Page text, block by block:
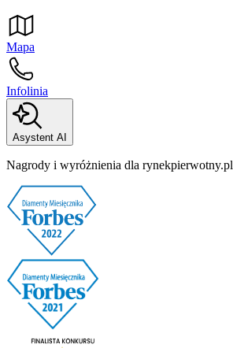
Mapa
Infolinia
Asystent AI
Nagrody i wyróżnienia dla rynekpierwotny.pl